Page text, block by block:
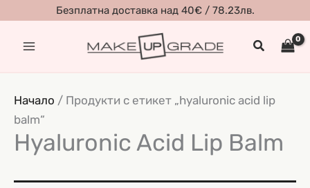
content
Безплатна доставка над 40€ / 78.23лв.
Search
Начало / Продукти с етикет „hyaluronic acid lip
balm“
Hyaluronic Acid Lip Balm